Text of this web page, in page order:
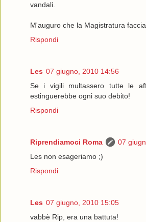
vandali.
M'auguro che la Magistratura
Rispondi
Les 07 giugno, 2010 14:56
Se i vigili multassero tutte le
estinguerebbe ogni suo debito!
Rispondi
Riprendiamoci Roma
07
Les non esageriamo ;)
Rispondi
Les 07 giugno, 2010 15:05
vabbè Rip, era una battuta!